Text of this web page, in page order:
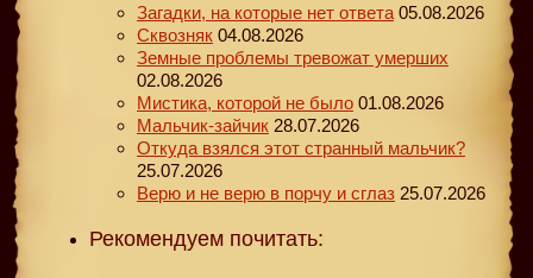
Загадки, на которые нет ответа 05.08.2026
Сквозняк 04.08.2026
Земные проблемы тревожат умерших
02.08.2026
Мистика, которой не было 01.08.2026
Мальчик-зайчик 28.07.2026
Откуда взялся этот странный мальчик?
25.07.2026
Верю и не верю в порчу и сглаз 25.07.2026
Рекомендуем почитать: